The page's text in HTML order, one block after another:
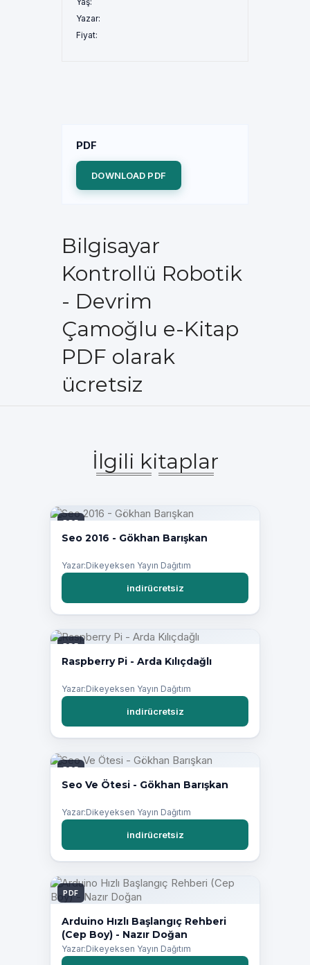
Yazar:
Fiyat:
PDF
DOWNLOAD PDF
Bilgisayar
Kontrollü Robotik
- Devrim
Çamoğlu e-Kitap
PDF olarak
ücretsiz
İlgili kitaplar
PDF
Seo 2016 - Gökhan Barışkan
Yazar:Dikeyeksen Yayın Dağıtım
indirücretsiz
PDF
Raspberry Pi - Arda Kılıçdağlı
Yazar:Dikeyeksen Yayın Dağıtım
indirücretsiz
PDF
Seo Ve Ötesi - Gökhan Barışkan
Yazar:Dikeyeksen Yayın Dağıtım
indirücretsiz
PDF
Arduino Hızlı Başlangıç Rehberi
(Cep Boy) - Nazır Doğan
Yazar:Dikeyeksen Yayın Dağıtım